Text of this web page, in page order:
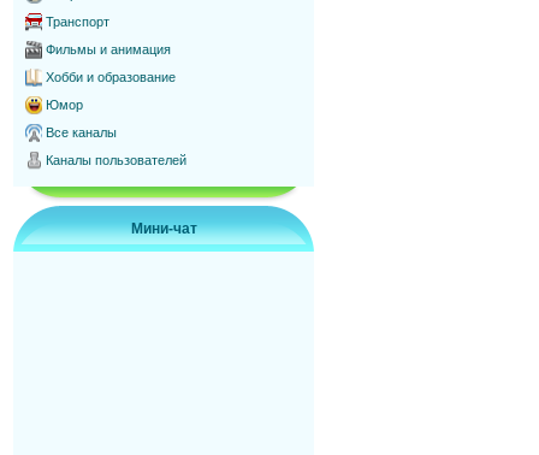
Транспорт
Фильмы и анимация
Хобби и образование
Юмор
Все каналы
Каналы пользователей
Мини-чат